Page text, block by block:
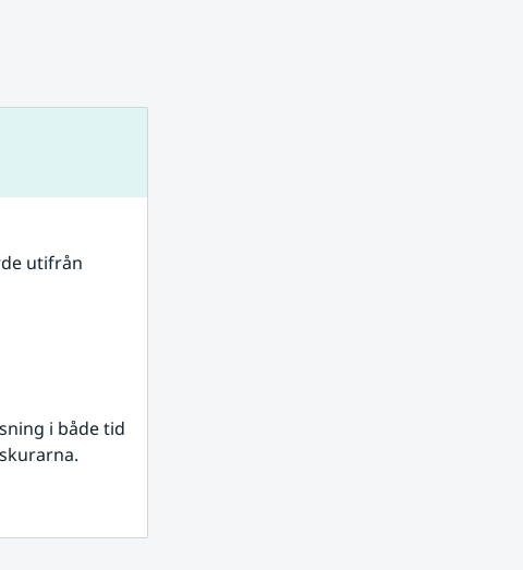
utifrån
i både tid